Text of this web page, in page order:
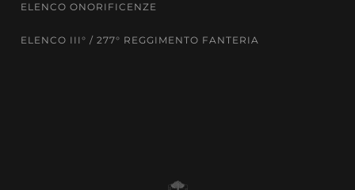
ELENCO ONORIFICENZE
ELENCO III° / 277° REGGIMENTO FANTERIA